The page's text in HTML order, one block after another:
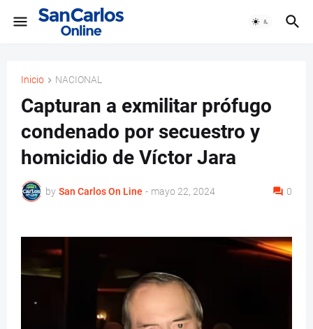
Inicio NACIONAL
Capturan a exmilitar prófugo
condenado por secuestro y
homicidio de Víctor Jara
by San Carlos On Line - mayo 22, 2024 0